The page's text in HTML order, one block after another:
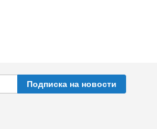
Подписка на новости